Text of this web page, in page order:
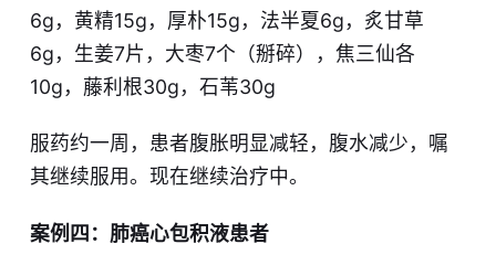
6g，黄精15g，厚朴15g，法半夏6g，炙甘草
6g，生姜7片，大枣7个（掰碎），焦三仙各
10g，藤利根30g，石苇30g
服药约一周，患者腹胀明显减轻，腹水减少，嘱
其继续服用。现在继续治疗中。
案例四：肺癌心包积液患者